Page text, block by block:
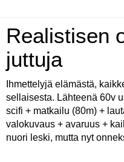
Realistisen
juttuja
Ihmettelyjä elämästä,
sellaisesta. Lähteenä 60v
scifi + matkailu (80m) +
valokuvaus + avaruus +
nuori leski, mutta nyt